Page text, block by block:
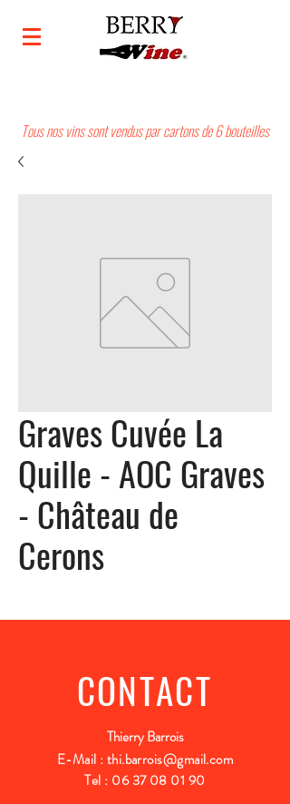
Tous nos vins sont vendus par cartons de 6 bouteilles
Graves Cuvée La
Quille - AOC Graves
- Château de
Cerons
CONTACT
Thierry Barrois
E-Mail : thi.barrois@gmail.com
Tel : 06 37 08 01 90